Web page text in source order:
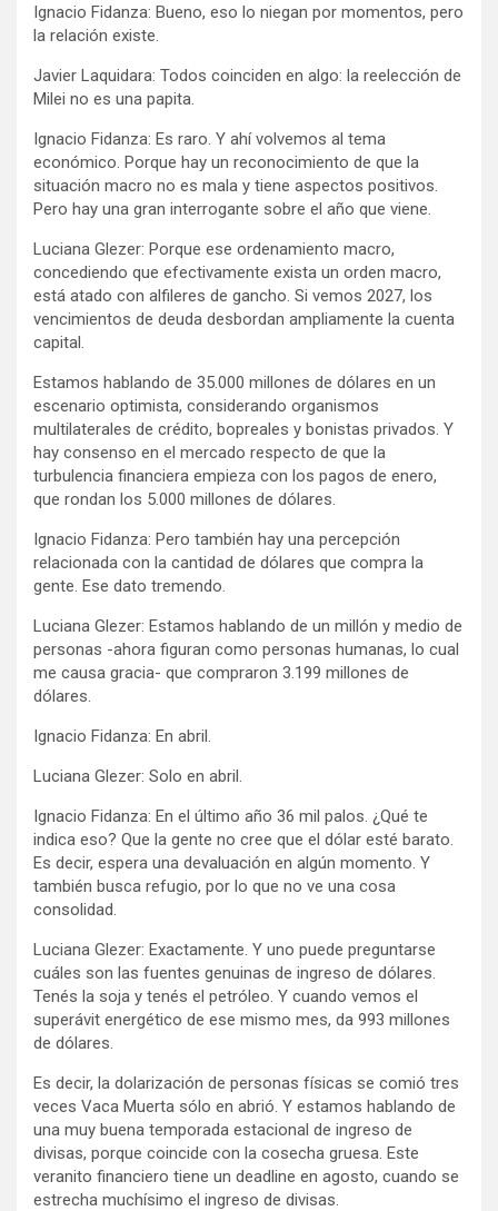
Ignacio Fidanza: Bueno, eso lo niegan por momentos, pero
la relación existe.
Javier Laquidara: Todos coinciden en algo: la reelección de
Milei no es una papita.
Ignacio Fidanza: Es raro. Y ahí volvemos al tema
económico. Porque hay un reconocimiento de que la
situación macro no es mala y tiene aspectos positivos.
Pero hay una gran interrogante sobre el año que viene.
Luciana Glezer: Porque ese ordenamiento macro,
concediendo que efectivamente exista un orden macro,
está atado con alfileres de gancho. Si vemos 2027, los
vencimientos de deuda desbordan ampliamente la cuenta
capital.
Estamos hablando de 35.000 millones de dólares en un
escenario optimista, considerando organismos
multilaterales de crédito, bopreales y bonistas privados. Y
hay consenso en el mercado respecto de que la
turbulencia financiera empieza con los pagos de enero,
que rondan los 5.000 millones de dólares.
Ignacio Fidanza: Pero también hay una percepción
relacionada con la cantidad de dólares que compra la
gente. Ese dato tremendo.
Luciana Glezer: Estamos hablando de un millón y medio de
personas -ahora figuran como personas humanas, lo cual
me causa gracia- que compraron 3.199 millones de
dólares.
Ignacio Fidanza: En abril.
Luciana Glezer: Solo en abril.
Ignacio Fidanza: En el último año 36 mil palos. ¿Qué te
indica eso? Que la gente no cree que el dólar esté barato.
Es decir, espera una devaluación en algún momento. Y
también busca refugio, por lo que no ve una cosa
consolidad.
Luciana Glezer: Exactamente. Y uno puede preguntarse
cuáles son las fuentes genuinas de ingreso de dólares.
Tenés la soja y tenés el petróleo. Y cuando vemos el
superávit energético de ese mismo mes, da 993 millones
de dólares.
Es decir, la dolarización de personas físicas se comió tres
veces Vaca Muerta sólo en abrió. Y estamos hablando de
una muy buena temporada estacional de ingreso de
divisas, porque coincide con la cosecha gruesa. Este
veranito financiero tiene un deadline en agosto, cuando se
estrecha muchísimo el ingreso de divisas.